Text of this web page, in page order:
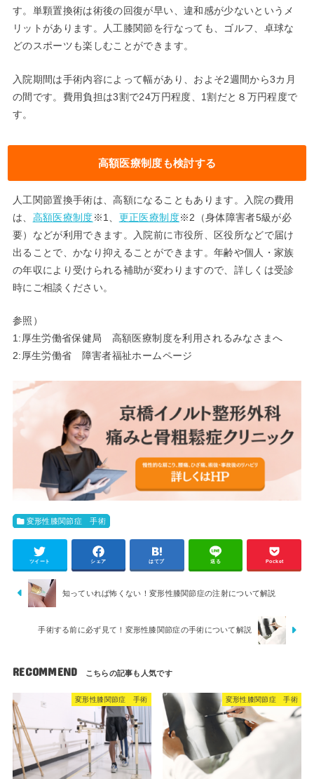
す。単顆置換術は術後の回復が早い、違和感が少ないというメ
リットがあります。人工膝関節を行なっても、ゴルフ、卓球な
どのスポーツも楽しむことができます。
入院期間は手術内容によって幅があり、およそ2週間から3カ月
の間です。費用負担は3割で24万円程度、1割だと８万円程度で
す。
高額医療制度も検討する
人工関節置換手術は、高額になることもあります。入院の費用
は、 高額医療制度※1、 更正医療制度※2（身体障害者5級が必
要）などが利用できます。入院前に市役所、区役所などで届け
出ることで、かなり抑えることができます。年齢や個人・家族
の年収により受けられる補助が変わりますので、詳しくは受診
時にご相談ください。
参照）
1:厚生労働省保健局 高額医療制度を利用されるみなさまへ
2:厚生労働省 障害者福祉ホームページ
変形性膝関節症 手術
ツイート シェア はてブ 送る Pocket
知っていれば怖くない！変形性膝関節症の注射について解説
手術する前に必ず見て！変形性膝関節症の手術について解説
RECOMMEND
変形性膝関節症 手術 変形性膝関節症 手術